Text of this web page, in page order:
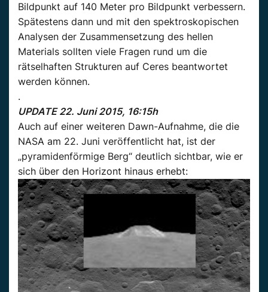
Bildpunkt auf 140 Meter pro Bildpunkt verbessern.
Spätestens dann und mit den spektroskopischen
Analysen der Zusammensetzung des hellen
Materials sollten viele Fragen rund um die
rätselhaften Strukturen auf Ceres beantwortet
werden können.
.
UPDATE 22. Juni 2015, 16:15h
Auch auf einer weiteren Dawn-Aufnahme, die die
NASA am 22. Juni veröffentlicht hat, ist der
„pyramidenförmige Berg“ deutlich sichtbar, wie er
sich über den Horizont hinaus erhebt: